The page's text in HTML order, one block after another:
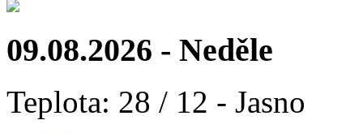
09.08.2026 - Neděle
Teplota: 28 / 12 - Jasno